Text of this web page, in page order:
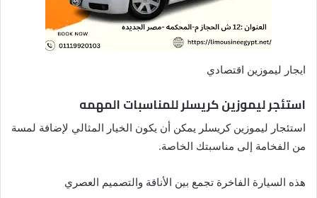
ايجار ليموزين اقتصادي
استئجر ليموزين كريسلر للمناسبات المهمه
استئجار ليموزين كريسلر يمكن أن يكون الخيار المثالي لإضافة لمسة
من الفخامة إلى مناسبتك الخاصة.
هذه السيارة الفاخرة تجمع بين الأناقة والتصميم العصري